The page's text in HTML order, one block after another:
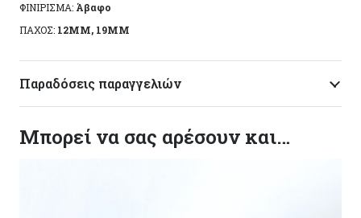
ΦΙΝΙΡΙΣΜΑ: Άβαφο
ΠΑΧΟΣ: 12MM, 19MM
Παραδόσεις παραγγελιών
Μπορεί να σας αρέσουν και…